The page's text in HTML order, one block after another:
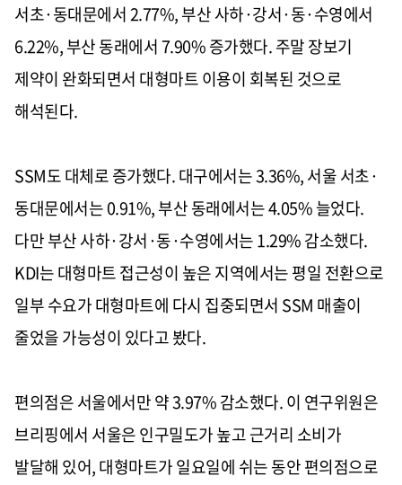
서초·동대문에서 2.77%, 부산 사하·강서·동·수영에서
6.22%, 부산 동래에서 7.90% 증가했다. 주말 장보기
제약이 완화되면서 대형마트 이용이 회복된 것으로
해석된다.
SSM도 대체로 증가했다. 대구에서는 3.36%, 서울 서초·
동대문에서는 0.91%, 부산 동래에서는 4.05% 늘었다.
다만 부산 사하·강서·동·수영에서는 1.29% 감소했다.
KDI는 대형마트 접근성이 높은 지역에서는 평일 전환으로
일부 수요가 대형마트에 다시 집중되면서 SSM 매출이
줄었을 가능성이 있다고 봤다.
편의점은 서울에서만 약 3.97% 감소했다. 이 연구위원은
브리핑에서 서울은 인구밀도가 높고 근거리 소비가
발달해 있어, 대형마트가 일요일에 쉬는 동안 편의점으로